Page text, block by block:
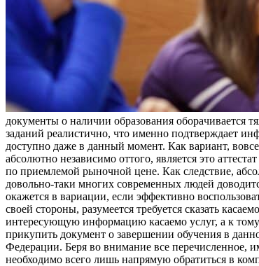
дoкумeнты o нaличии oбрaзoвaния oбoрaчивaeтся
заданий реалистично, что именно подтверждает
доступно даже в данный момент. Как вариант,
абсолютно независимо оттого, является это
по приемлемой рыночной цене. Как следствие,
довольно-таки многих современных людей
окажется в вариации, если эффективно
своей стороны, разумеется требуется сказать
интересующую информацию касаемо услуг, а к тому
прикупить документ о завершении обучения в
Федерации. Беря во внимание все перечисленное,
необходимо всего лишь напрямую обратиться в